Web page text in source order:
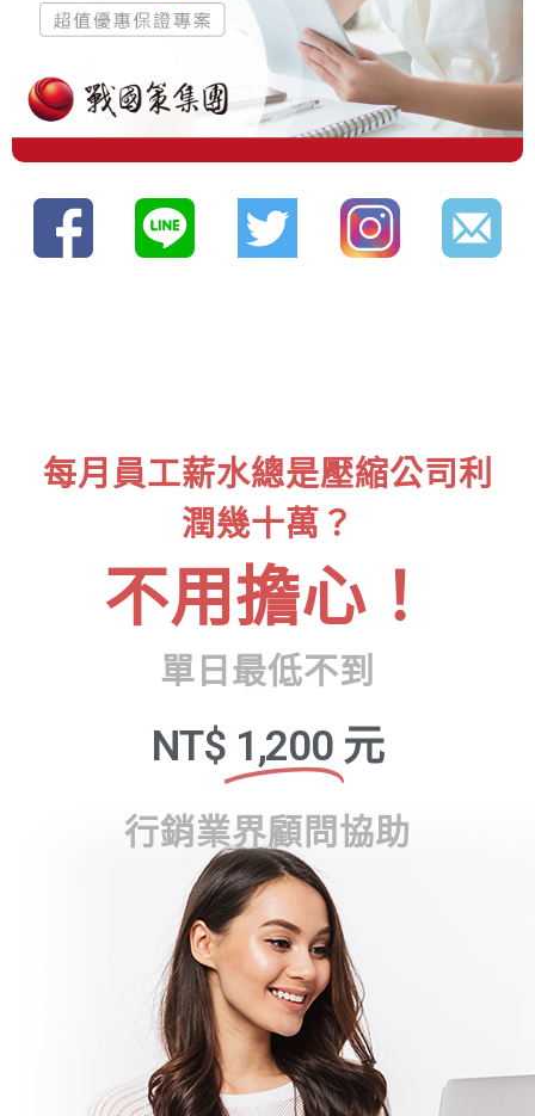
每月員工薪水總是壓縮公司利
潤幾十萬？
不用擔心！
單日最低不到
NT$ 1,200 元
行銷業界顧問協助